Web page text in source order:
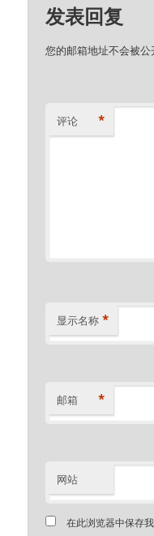
发表回复
您的邮箱地址不会被公
评论 *
显示名称 *
邮箱 *
网站
在此浏览器中保存